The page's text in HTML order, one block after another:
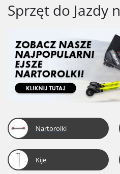
Sprzęt do Jazdy
Nartorolki
Kije